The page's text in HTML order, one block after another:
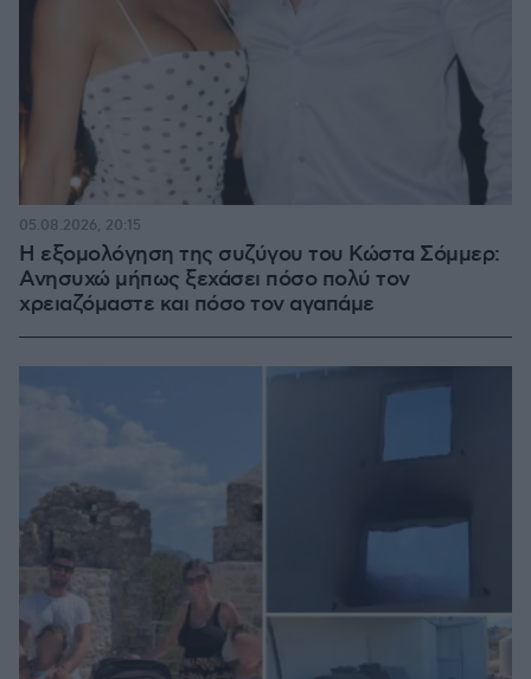
Η εξομολόγηση της συζύγου του Κώστα Σόμμερ:
Ανησυχώ μήπως ξεχάσει πόσο πολύ τον
χρειαζόμαστε και πόσο τον αγαπάμε
05.08.2026, 20:15